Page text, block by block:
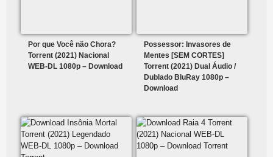
Por que Você não Chora?
Torrent (2021) Nacional
WEB-DL 1080p – Download
Possessor: Invasores de
Mentes [SEM CORTES]
Torrent (2021) Dual Áudio /
Dublado BluRay 1080p –
Download